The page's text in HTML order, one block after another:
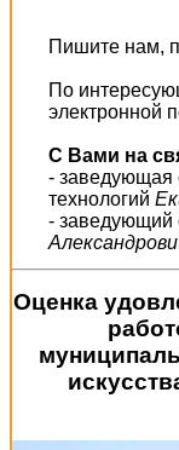
Пишите нам,
По
электронной
С Вами на
- заведующая
технологий
- заведующий
Оценка